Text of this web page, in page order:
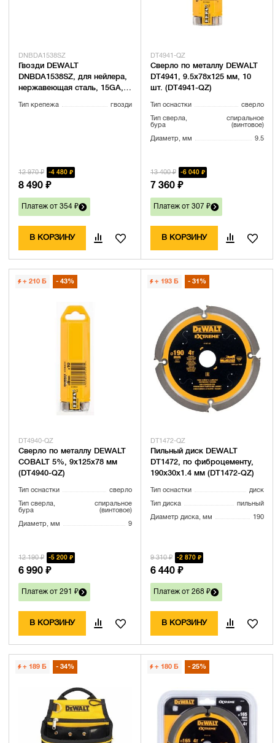
DNBDA1538SZ
Гвозди DEWALT
DNBDA1538SZ, для нейлера,
нержавеющая сталь, 15GA,
Тип крепежа гвозди
12 970 ₽ 4 480 ₽
8 490 ₽
Платеж от 354 ₽
В КОРЗИНУ
DT4941-QZ
Сверло по металлу DEWALT
DT4941, 9.5x78x125 мм, 10
шт. (DT4941-QZ)
Тип оснастки сверло
Тип сверла,
бура
спиральное
(винтовое)
Диаметр, мм 9.5
13 400 ₽ 6 040 ₽
7 360 ₽
Платеж от 307 ₽
В КОРЗИНУ
+ 210 Б 43%
DT4940-QZ
Сверло по металлу DEWALT
COBALT 5%, 9x125x78 мм
(DT4940-QZ)
Тип оснастки сверло
Тип сверла,
бура
спиральное
(винтовое)
Диаметр, мм 9
12 190 ₽ 5 200 ₽
6 990 ₽
Платеж от 291 ₽
В КОРЗИНУ
+ 193 Б 31%
DT1472-QZ
Пильный диск DEWALT
DT1472, по фиброцементу,
190х30х1.4 мм (DT1472-QZ)
Тип оснастки диск
Тип диска пильный
Диаметр диска, мм 190
9 310 ₽ 2 870 ₽
6 440 ₽
Платеж от 268 ₽
В КОРЗИНУ
+ 189 Б 34% + 180 Б 25%